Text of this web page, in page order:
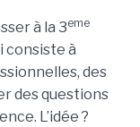
à la 3eme
consiste à
des
des questions
L’idée ?